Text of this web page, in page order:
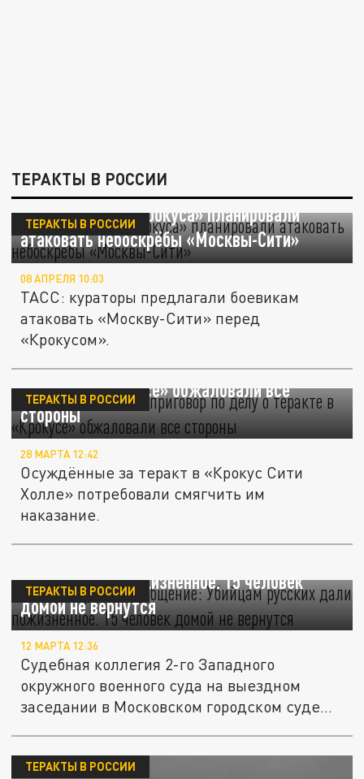
ТЕРАКТЫ В РОССИИ
Террористы из «Крокуса» планировали
атаковать небоскрёбы «Москвы-Сити»
ТЕРАКТЫ В РОССИИ
08 АПРЕЛЯ 10:03
ТАСС: кураторы предлагали боевикам
атаковать «Москву-Сити» перед
«Крокусом».
Никто не согласен: приговор по делу о
теракте в «Крокусе» обжаловали все
стороны
ТЕРАКТЫ В РОССИИ
28 МАРТА 12:42
Осуждённые за теракт в «Крокус Сити
Холле» потребовали смягчить им
наказание.
русских дали пожизненное. 15 человек
домой не вернутся
ТЕРАКТЫ В РОССИИ
12 МАРТА 12:36
Судебная коллегия 2-го Западного
окружного военного суда на выездном
заседании в Московском городском суде...
ТЕРАКТЫ В РОССИИ